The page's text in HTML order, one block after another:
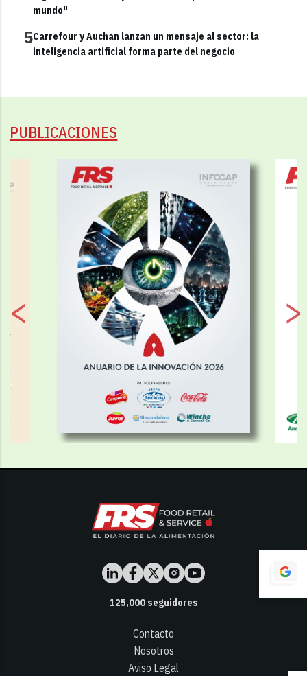
mundo"
5Carrefour y Auchan lanzan un mensaje al sector: la
inteligencia artificial forma parte del negocio
PUBLICACIONES
125,000seguidores
Contacto
Nosotros
Aviso Legal